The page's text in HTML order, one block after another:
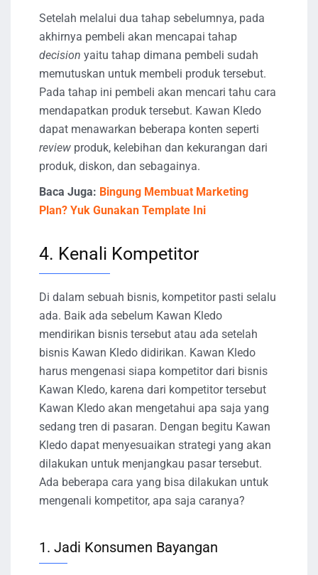
Setelah melalui dua tahap sebelumnya, pada
akhirnya pembeli akan mencapai tahap
decision yaitu tahap dimana pembeli sudah
memutuskan untuk membeli produk tersebut.
Pada tahap ini pembeli akan mencari tahu cara
mendapatkan produk tersebut. Kawan Kledo
dapat menawarkan beberapa konten seperti
review produk, kelebihan dan kekurangan dari
produk, diskon, dan sebagainya.
Baca Juga: Bingung Membuat Marketing
Plan? Yuk Gunakan Template Ini
4. Kenali Kompetitor
Di dalam sebuah bisnis, kompetitor pasti selalu
ada. Baik ada sebelum Kawan Kledo
mendirikan bisnis tersebut atau ada setelah
bisnis Kawan Kledo didirikan. Kawan Kledo
harus mengenasi siapa kompetitor dari bisnis
Kawan Kledo, karena dari kompetitor tersebut
Kawan Kledo akan mengetahui apa saja yang
sedang tren di pasaran. Dengan begitu Kawan
Kledo dapat menyesuaikan strategi yang akan
dilakukan untuk menjangkau pasar tersebut.
Ada beberapa cara yang bisa dilakukan untuk
mengenali kompetitor, apa saja caranya?
1. Jadi Konsumen Bayangan